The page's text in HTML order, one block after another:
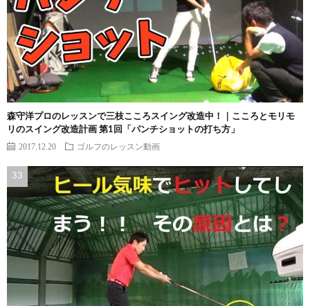
森守洋プロのレッスンで三枝こころスイング改造中！｜こころとモリモ
リのスイング改造計画 第1回「パンチショットの打ち方」
2017.12.20 ゴルフのレッスン動画